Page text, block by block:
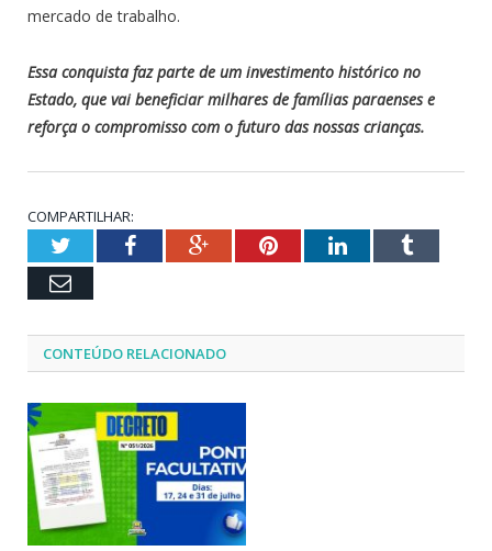
mercado de trabalho.
Essa conquista faz parte de um investimento histórico no
Estado, que vai beneficiar milhares de famílias paraenses e
reforça o compromisso com o futuro das nossas crianças.
COMPARTILHAR:
TwitterFacebookGoogle+PinterestLinkedInTumblr
Email
CONTEÚDO RELACIONADO